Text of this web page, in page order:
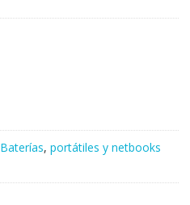
Baterías, portátiles y netbooks